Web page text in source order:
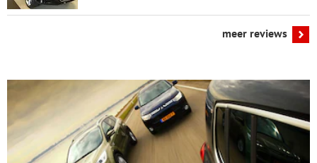
meer reviews